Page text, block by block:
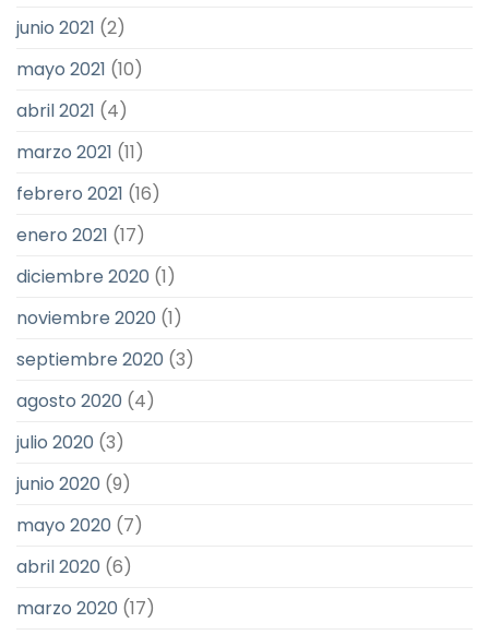
junio 2021 (2)
mayo 2021 (10)
abril 2021 (4)
marzo 2021 (11)
febrero 2021 (16)
enero 2021 (17)
diciembre 2020 (1)
noviembre 2020 (1)
septiembre 2020 (3)
agosto 2020 (4)
julio 2020 (3)
junio 2020 (9)
mayo 2020 (7)
abril 2020 (6)
marzo 2020 (17)